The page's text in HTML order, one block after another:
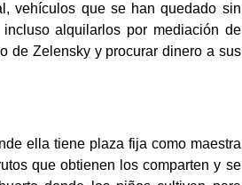
vehículos que se han quedado sin
alquilarlos por mediación de
de Zelensky y procurar dinero a sus
ella tiene plaza fija como maestra
que obtienen los comparten y se